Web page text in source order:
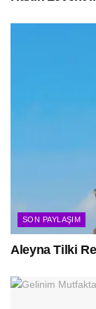
SON PAYLAŞIM
Aleyna Tilki